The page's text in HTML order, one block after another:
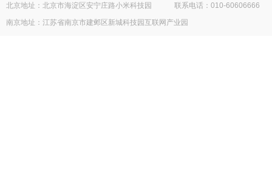
北京地址：北京市海淀区安宁庄路小米科技园
联系电话：010-60606666
南京地址：江苏省南京市建邺区新城科技园互联网产业园